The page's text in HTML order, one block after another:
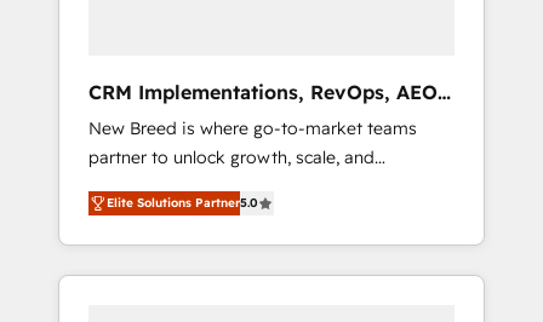
deployment of Breeze AI and custom agents
to automate growth. 🏆 Elite Excellence - 8
platform accreditations and deep HIPAA-
compliance expertise. - A team of 250+
experts dedicated to your resilient growth.
CRM Implementations, RevOps, AEO
+ Web, Demand Gen
New Breed is where go-to-market teams
partner to unlock growth, scale, and
transformation. We help companies activate
HubSpot’s AI-powered customer platform
and operationalize HubSpot’s Loop
Marketing framework through expert-led
Elite Solutions Partner5.0